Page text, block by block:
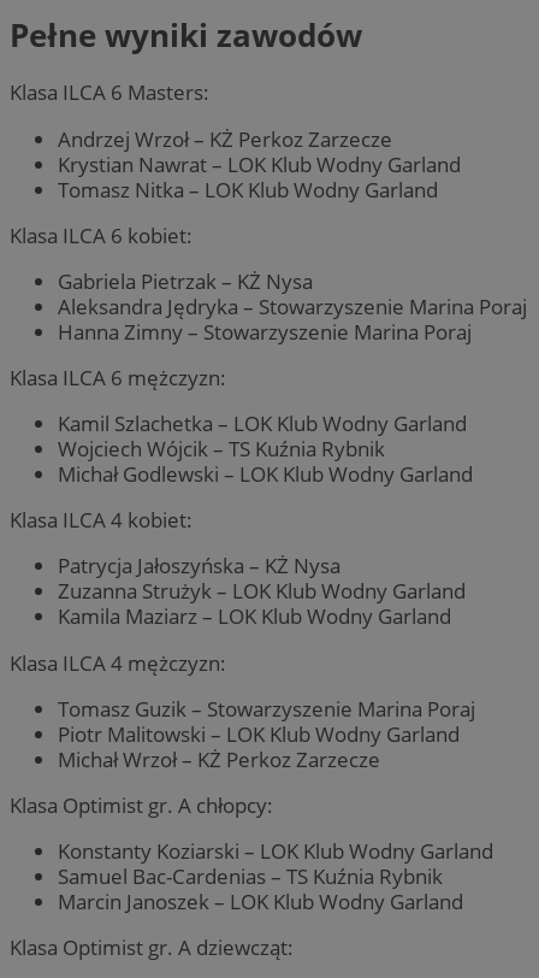
Pełne wyniki zawodów
Klasa ILCA 6 Masters:
Andrzej Wrzoł – KŻ Perkoz Zarzecze
Krystian Nawrat – LOK Klub Wodny Garland
Tomasz Nitka – LOK Klub Wodny Garland
Klasa ILCA 6 kobiet:
Gabriela Pietrzak – KŻ Nysa
Aleksandra Jędryka – Stowarzyszenie Marina Poraj
Hanna Zimny – Stowarzyszenie Marina Poraj
Klasa ILCA 6 mężczyzn:
Kamil Szlachetka – LOK Klub Wodny Garland
Wojciech Wójcik – TS Kuźnia Rybnik
Michał Godlewski – LOK Klub Wodny Garland
Klasa ILCA 4 kobiet:
Patrycja Jałoszyńska – KŻ Nysa
Zuzanna Strużyk – LOK Klub Wodny Garland
Kamila Maziarz – LOK Klub Wodny Garland
Klasa ILCA 4 mężczyzn:
Tomasz Guzik – Stowarzyszenie Marina Poraj
Piotr Malitowski – LOK Klub Wodny Garland
Michał Wrzoł – KŻ Perkoz Zarzecze
Klasa Optimist gr. A chłopcy:
Konstanty Koziarski – LOK Klub Wodny Garland
Samuel Bac-Cardenias – TS Kuźnia Rybnik
Marcin Janoszek – LOK Klub Wodny Garland
Klasa Optimist gr. A dziewcząt: